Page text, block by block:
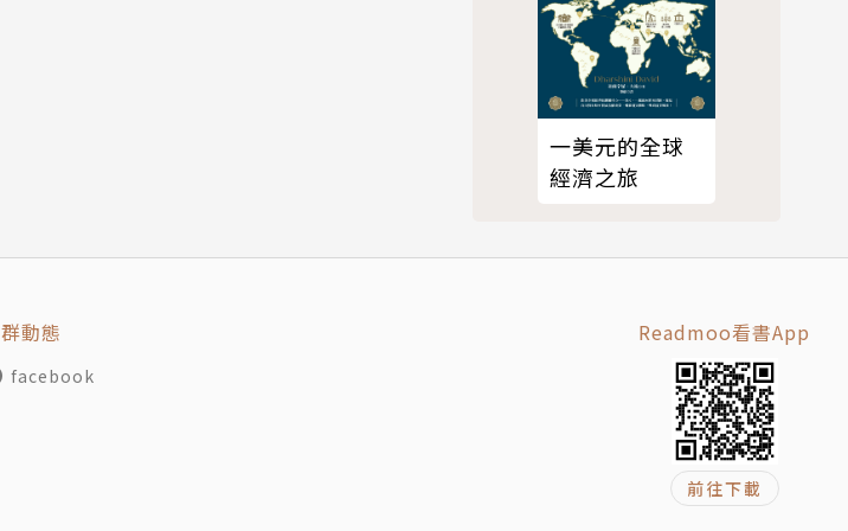
習理財知識的同時，又大大增進了親子關
一美元的全球
經濟之旅
動態
facebook
Readmoo看書App
前往下載